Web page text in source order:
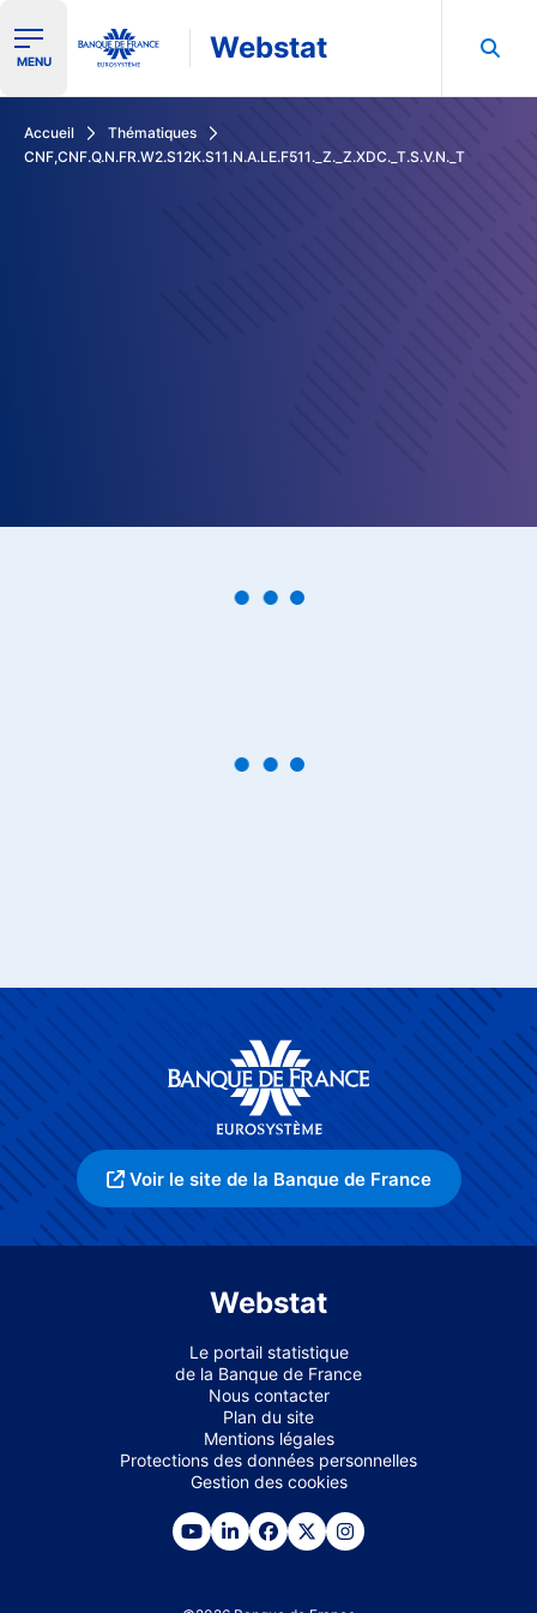
Ouvrir le menu de navigation
MENU Webstat
Accueil
Thématiques
CNF,CNF.Q.N.FR.W2.S12K.S11.N.A.LE.F511._Z._Z.XDC._T.S.V.N._T
Voir le site de la Banque de France
Webstat
Le portail statistique
de la Banque de France
Nous contacter
Plan du site
Mentions légales
Protections des données personnelles
Gestion des cookies